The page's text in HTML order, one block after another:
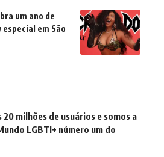
um ano de
especial em São
milhões de usuários e somos a
LGBTI+ número um do